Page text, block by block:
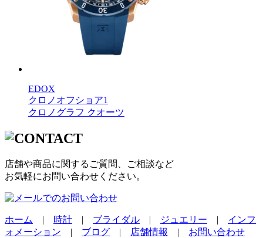
EDOX
クロノオフショア1
クロノグラフ クオーツ
店舗や商品に関するご質問、ご相談など
お気軽にお問い合わせください。
ホーム | 時計 | ブライダル | ジュエリー | インフ
ォメーション | ブログ | 店舗情報 | お問い合わせ